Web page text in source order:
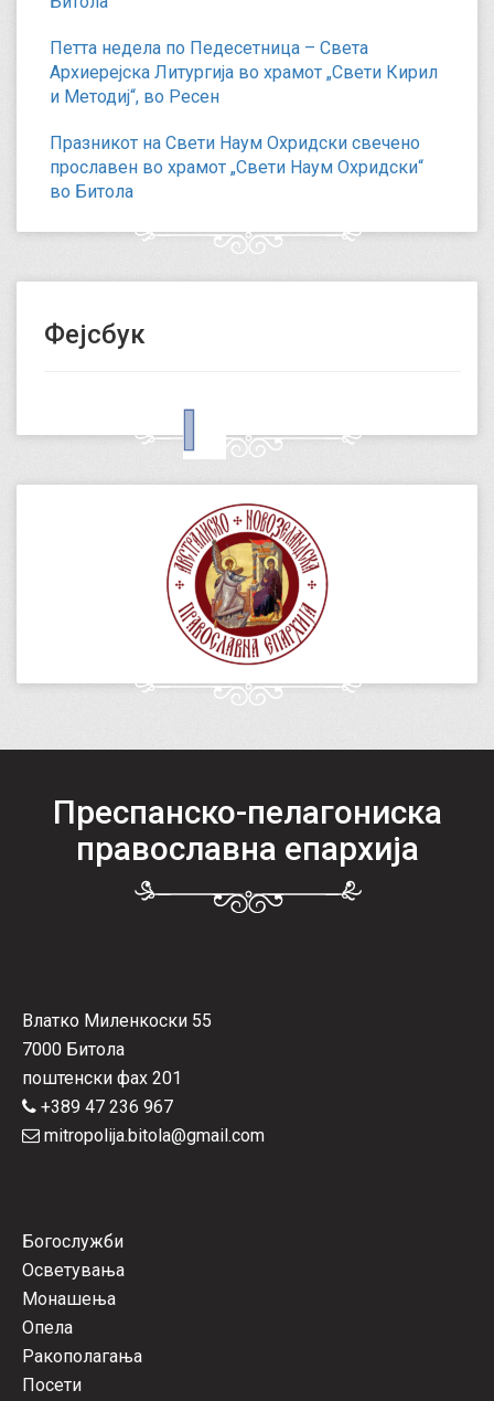
Петта недела по Педесетница – Света
Архиерејска Литургија во храмот „Свети Кирил
и Методиј“, во Ресен
Празникот на Свети Наум Охридски свечено
прославен во храмот „Свети Наум Охридски“
во Битола
Фејсбук
Преспанско-пелагониска
православна епархија
Влатко Миленкоски 55
7000 Битола
поштенски фах 201
+389 47 236 967
mitropolija.bitola@gmail.com
Богослужби
Осветувања
Монашења
Опела
Ракополагања
Посети